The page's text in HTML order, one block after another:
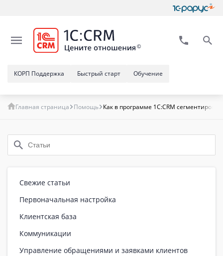
Обучение
Быстрый старт
КОРП Поддержка
Главная страница Помощь Как в программе 1С:CRM
Свежие статьи
Первоначальная настройка
Клиентская база
Коммуникации
Управление обращениями и заявками клиентов